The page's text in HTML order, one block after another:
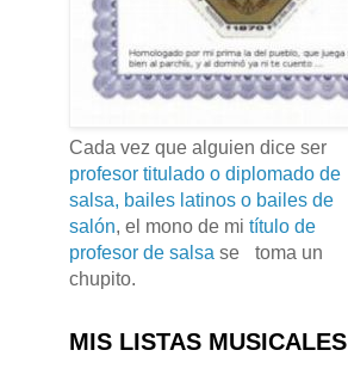
Cada vez que alguien dice ser
profesor titulado o diplomado de
salsa, bailes latinos o bailes de
salón, el mono de mi título de
profesor de salsa se
toma un
chupito.
MIS LISTAS MUSICALES